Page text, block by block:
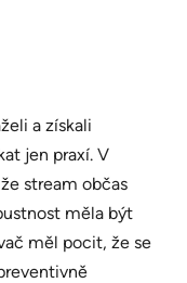
a získali
jen praxí. V
stream občas
měla být
měl pocit, že se